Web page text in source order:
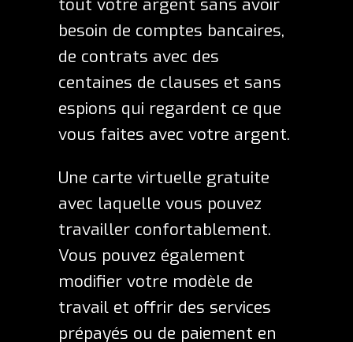
tout votre argent sans avoir
besoin de comptes bancaires,
de contrats avec des
centaines de clauses et sans
espions qui regardent ce que
vous faites avec votre argent.
Une carte virtuelle gratuite
avec laquelle vous pouvez
travailler confortablement.
Vous pouvez également
modifier votre modèle de
travail et offrir des services
prépayés ou de paiement en